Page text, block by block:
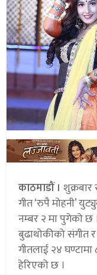
काठमाडौं । शुक्रबार
गीत ‘रुपै मोहनी’
नम्बर २ मा पुगेको
बुढाथोकीको संगीत
गीतलाई २४
हेरिएको छ ।